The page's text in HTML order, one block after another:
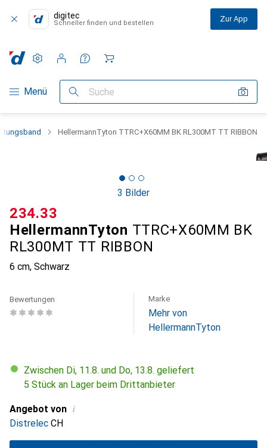
digitec
Schneller finden und bestellen Zur App
Navigation nach Kategorien
Menü Suche
Einstellungen
Kundenkonto
Vergleichslisten
Merklisten
Warenkorb
HellermannTyton TTRC+X60MM BK RL300MT TT RIBBON
3 Bilder
HellermannTyton TTRC+X60MM BK
RL300MT TT RIBBON
6 cm, Schwarz
CHF
234.33
Bewertungen Marke
Mehr von
HellermannTyton
Zwischen Di, 11.8. und Do, 13.8. geliefert
5 Stück an Lager beim Drittanbieter
Angebot von i
Distrelec CH